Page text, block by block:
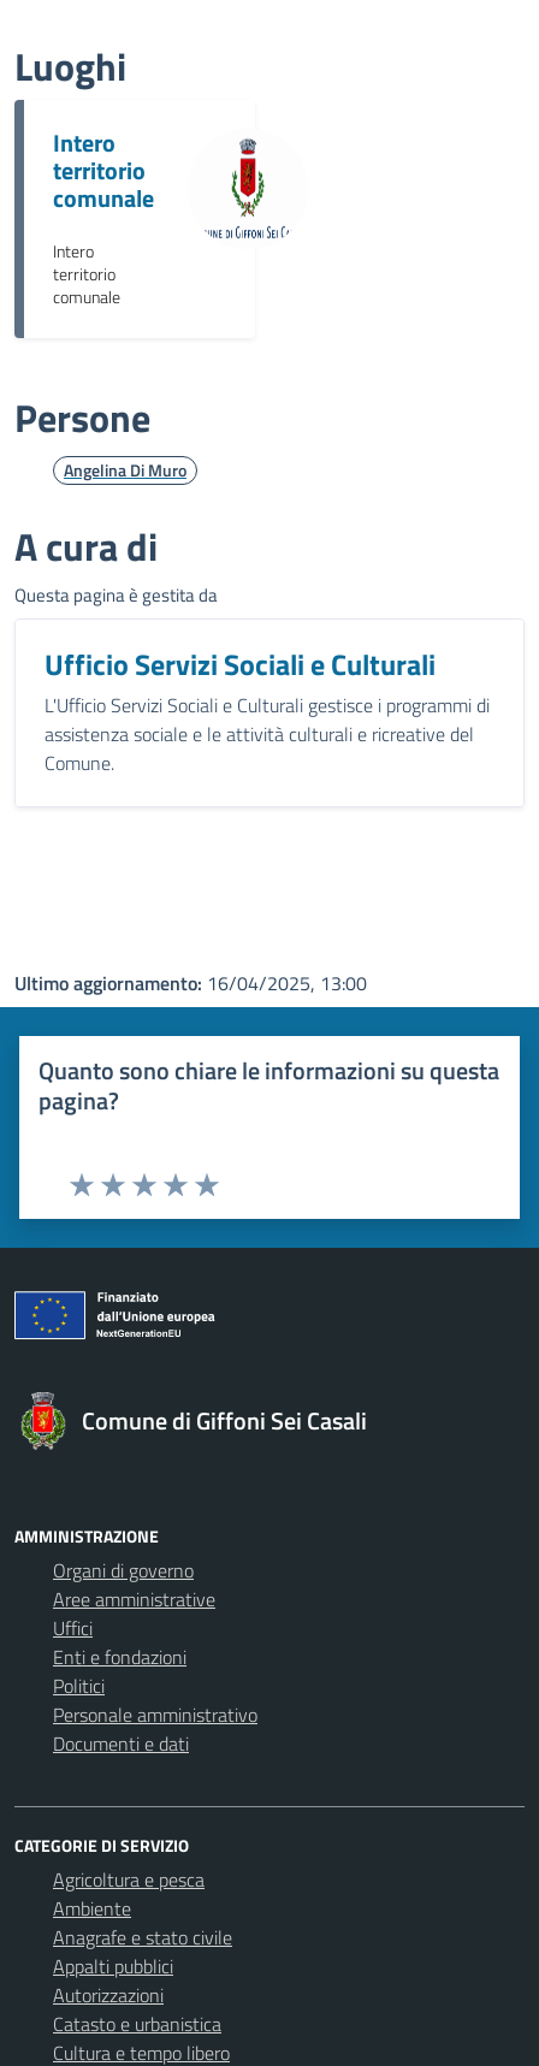
Luoghi
Intero
territorio
comunale
Intero
territorio
comunale
Persone
Angelina Di Muro
A cura di
Questa pagina è gestita da
Ufficio Servizi Sociali e Culturali
L'Ufficio Servizi Sociali e Culturali gestisce i programmi di
assistenza sociale e le attività culturali e ricreative del
Comune.
Ultimo aggiornamento: 16/04/2025, 13:00
Quanto sono chiare le informazioni su questa
pagina?
Valuta 5 stelle su 5
Valuta 4 stelle su 5
Valuta 3 stelle su 5
Valuta 2 stelle su 5
Valuta 1 stelle su 5
Comune di Giffoni Sei Casali
AMMINISTRAZIONE
Organi di governo
Aree amministrative
Uffici
Enti e fondazioni
Politici
Personale amministrativo
Documenti e dati
CATEGORIE DI SERVIZIO
Agricoltura e pesca
Ambiente
Anagrafe e stato civile
Appalti pubblici
Autorizzazioni
Catasto e urbanistica
Cultura e tempo libero